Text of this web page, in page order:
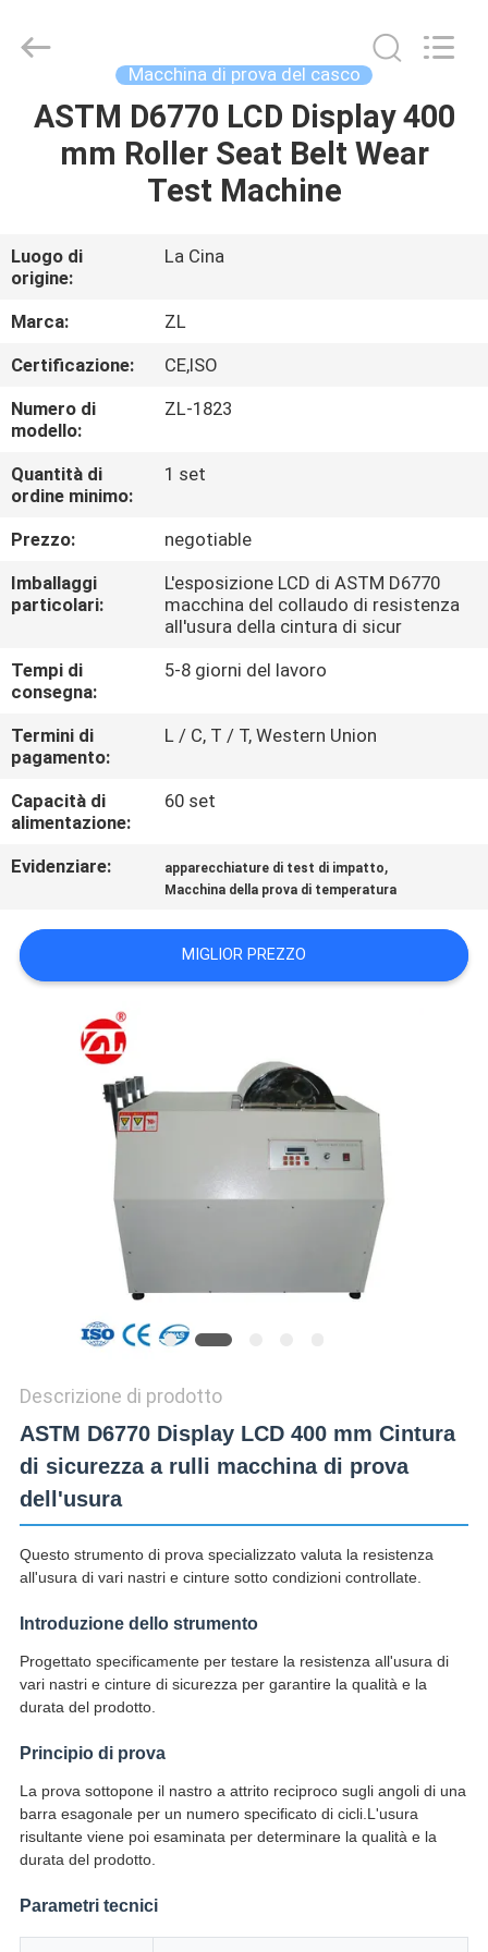
CASA
PRODOTTI
VIDEO
CIRCA
NOI
GIRO
DELLA
FABBRICA
CONTROLLO
DI
NOTIZIE
RICHIEDA
CITAZIONE
SHOW
SITEMAP
PRIVACY
Instrument
Technology
Reserved.
Macchina di prova del casco
ASTM D6770 LCD Display 400
mm Roller Seat Belt Wear
Test Machine
Luogo di
origine:
La Cina
Marca:
ZL
Certificazione:
CE,ISO
Numero di
modello:
ZL-1823
Quantità di
ordine minimo:
1 set
Prezzo:
negotiable
Imballaggi
particolari:
L'esposizione LCD di ASTM D6770
macchina del collaudo di resistenza
all'usura della cintura di sicur
Tempi di
consegna:
5-8 giorni del lavoro
Termini di
pagamento:
L / C, T / T, Western Union
Capacità di
alimentazione:
60 set
Evidenziare: apparecchiature di test di impatto,
Macchina della prova di temperatura
MIGLIOR PREZZO
Descrizione di prodotto
ASTM D6770 Display LCD 400 mm Cintura
di sicurezza a rulli macchina di prova
dell'usura
Questo strumento di prova specializzato valuta la resistenza
all'usura di vari nastri e cinture sotto condizioni controllate.
Introduzione dello strumento
Progettato specificamente per testare la resistenza all'usura di
vari nastri e cinture di sicurezza per garantire la qualità e la
durata del prodotto.
Principio di prova
La prova sottopone il nastro a attrito reciproco sugli angoli di una
barra esagonale per un numero specificato di cicli.L'usura
risultante viene poi esaminata per determinare la qualità e la
durata del prodotto.
Parametri tecnici